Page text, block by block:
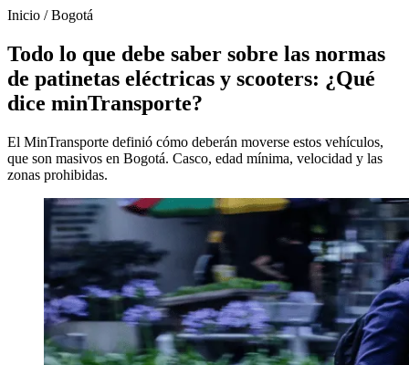
Inicio /Bogotá
Todo lo que debe saber sobre las normas
de patinetas eléctricas y scooters: ¿Qué
dice minTransporte?
El MinTransporte definió cómo deberán moverse estos vehículos,
que son masivos en Bogotá. Casco, edad mínima, velocidad y las
zonas prohibidas.